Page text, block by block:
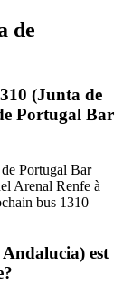
de
(Junta de
Portugal Bar
Portugal Bar
Arenal Renfe à
bus 1310
est